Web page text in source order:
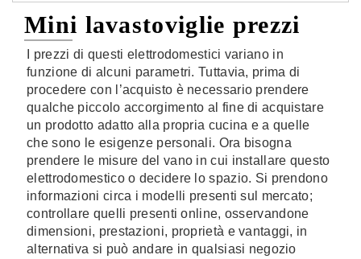
Mini lavastoviglie prezzi
I prezzi di questi elettrodomestici variano in
funzione di alcuni parametri. Tuttavia, prima di
procedere con l’acquisto è necessario prendere
qualche piccolo accorgimento al fine di acquistare
un prodotto adatto alla propria cucina e a quelle
che sono le esigenze personali. Ora bisogna
prendere le misure del vano in cui installare questo
elettrodomestico o decidere lo spazio. Si prendono
informazioni circa i modelli presenti sul mercato;
controllare quelli presenti online, osservandone
dimensioni, prestazioni, proprietà e vantaggi, in
alternativa si può andare in qualsiasi negozio